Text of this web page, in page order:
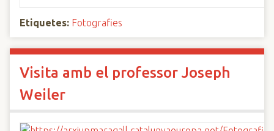
Etiquetes: Fotografies
Visita amb el professor Joseph
Weiler